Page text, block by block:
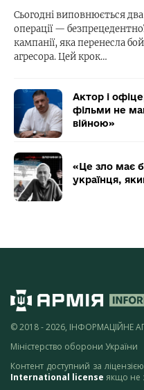
Сьогодні виповнюється
операції —
кампанії, яка перенесла
агресора. Цей крок…
Актор і
фільми не
війною»
«Це зло має
українця,
© 2018 - 2026, ІНФОРМАЦІЙНЕ
Міністерство оборони України
Контент доступний за ліцензією
International license якщо не